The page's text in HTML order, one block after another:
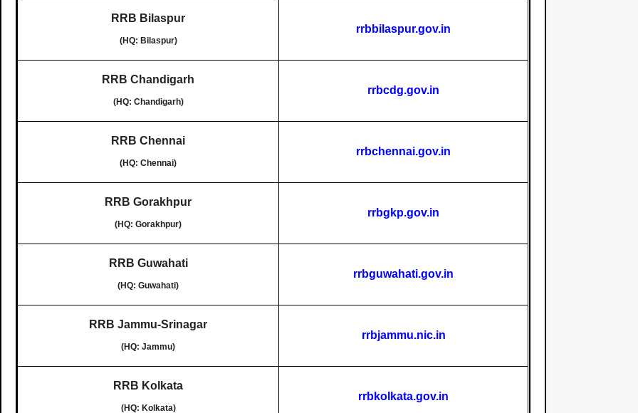
RRB Bilaspur
(HQ: Bilaspur)
rrbbilaspur.gov.in
RRB Chandigarh
(HQ: Chandigarh)
rrbcdg.gov.in
RRB Chennai
(HQ: Chennai)
rrbchennai.gov.in
RRB Gorakhpur
(HQ: Gorakhpur)
rrbgkp.gov.in
RRB Guwahati
(HQ: Guwahati)
rrbguwahati.gov.in
RRB Jammu-Srinagar
(HQ: Jammu)
rrbjammu.nic.in
RRB Kolkata
(HQ: Kolkata)
rrbkolkata.gov.in